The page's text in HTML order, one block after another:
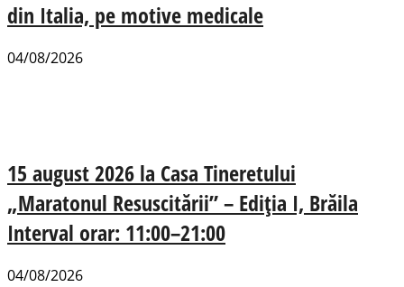
din Italia, pe motive medicale
04/08/2026
15 august 2026 la Casa Tineretului
„Maratonul Resuscitării” – Ediția I, Brăila
Interval orar: 11:00–21:00
04/08/2026